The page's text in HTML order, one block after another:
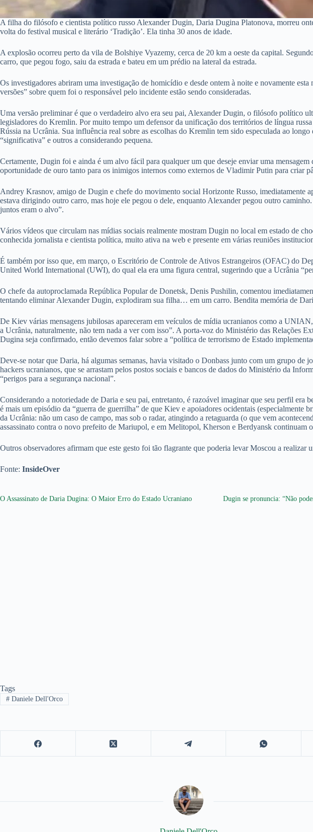
A filha do filósofo e cientista político russo Alexander Dugin, Daria Dugina Platonova, morreu
volta do festival musical e literário ‘Tradição’. Ela tinha 30 anos de idade.
A explosão ocorreu perto da vila de Bolshiye Vyazemy, cerca de 20 km a oeste da capital.
carro, que pegou fogo, saiu da estrada e bateu em um prédio na lateral da estrada.
Os investigadores abriram uma investigação de homicídio e desde ontem à noite e novamente
versões” sobre quem foi o responsável pelo incidente estão sendo consideradas.
Uma versão preliminar é que o verdadeiro alvo era seu pai, Alexander Dugin, o filósofo político
legisladores do Kremlin. Por muito tempo um defensor da unificação dos territórios de língua
Rússia na Ucrânia. Sua influência real sobre as escolhas do Kremlin tem sido especulada ao
“significativa” e outros a considerando pequena.
Certamente, Dugin foi e ainda é um alvo fácil para qualquer um que deseje enviar uma
oportunidade de ouro tanto para os inimigos internos como externos de Vladimir Putin para criar
Andrey Krasnov, amigo de Dugin e chefe do movimento social Horizonte Russo, imediatamente
estava dirigindo outro carro, mas hoje ele pegou o dele, enquanto Alexander pegou outro
juntos eram o alvo”.
Vários vídeos que circulam nas mídias sociais realmente mostram Dugin no local em estado de
conhecida jornalista e cientista política, muito ativa na web e presente em várias reuniões
É também por isso que, em março, o Escritório de Controle de Ativos Estrangeiros (OFAC) do
United World International (UWI), do qual ela era uma figura central, sugerindo que a Ucrânia
O chefe da autoproclamada República Popular de Donetsk, Denis Pushilin, comentou
tentando eliminar Alexander Dugin, explodiram sua filha… em um carro. Bendita memória de
De Kiev várias mensagens jubilosas apareceram em veículos de mídia ucranianos como a
a Ucrânia, naturalmente, não tem nada a ver com isso”. A porta-voz do Ministério das Relações
Dugina seja confirmado, então devemos falar sobre a “política de terrorismo de Estado
Deve-se notar que Daria, há algumas semanas, havia visitado o Donbass junto com um grupo
hackers ucranianos, que se arrastam pelos postos sociais e bancos de dados do Ministério da
“perigos para a segurança nacional”.
Considerando a notoriedade de Daria e seu pai, entretanto, é razoável imaginar que seu perfil era
é mais um episódio da “guerra de guerrilha” de que Kiev e apoiadores ocidentais
da Ucrânia: não um caso de campo, mas sob o radar, atingindo a retaguarda (o que vem
assassinato contra o novo prefeito de Mariupol, e em Melitopol, Kherson e Berdyansk continuam
Outros observadores afirmam que este gesto foi tão flagrante que poderia levar Moscou a
Fonte: InsideOver
O Assassinato de Daria Dugina: O Maior Erro do Estado Ucraniano Dugin se pronuncia: “Não
Tags
#Daniele Dell'Orco